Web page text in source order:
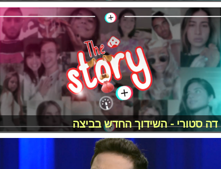
דה סטורי - השידוך החדש בביצה